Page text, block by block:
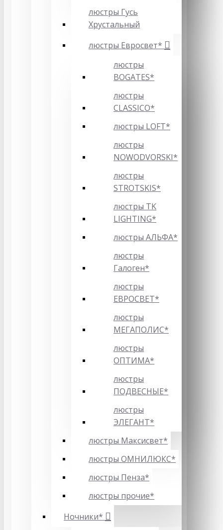
люстры Гусь
Хрустальный
люстры Евросвет*
люстры
BOGATES*
люстры
CLASSICO*
люстры LOFT*
люстры
NOWODVORSKI*
люстры
STROTSKIS*
люстры TK
LIGHTING*
люстры АЛЬФА*
люстры
Галоген*
люстры
ЕВРОСВЕТ*
люстры
МЕГАПОЛИС*
люстры
ОПТИМА*
люстры
ПОДВЕСНЫЕ*
люстры
ЭЛЕГАНТ*
люстры Максисвет*
люстры ОМНИЛЮКС*
люстры Пенза*
люстры прочие*
Ночники*